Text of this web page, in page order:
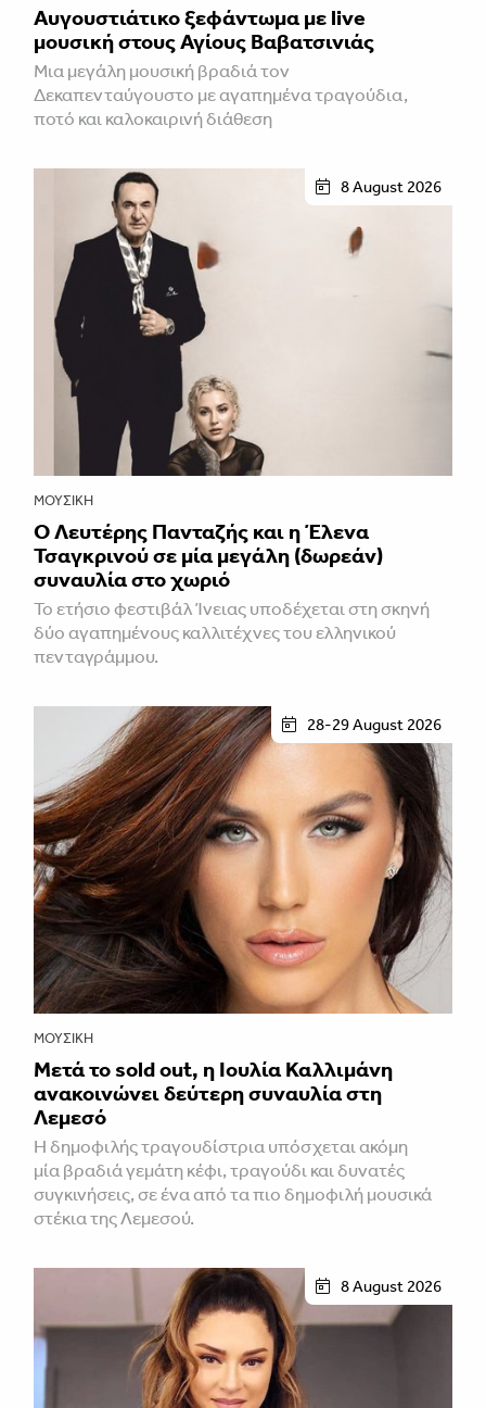
Αυγουστιάτικο ξεφάντωμα με live
μουσική στους Αγίους Βαβατσινιάς
Μια μεγάλη μουσική βραδιά τον
Δεκαπενταύγουστο με αγαπημένα τραγούδια,
ποτό και καλοκαιρινή διάθεση
8 August 2026
ΜΟΥΣΙΚΉ
Ο Λευτέρης Πανταζής και η Έλενα
Τσαγκρινού σε μία μεγάλη (δωρεάν)
συναυλία στο χωριό
Το ετήσιο φεστιβάλ Ίνειας υποδέχεται στη σκηνή
δύο αγαπημένους καλλιτέχνες του ελληνικού
πενταγράμμου.
28-29 August 2026
ΜΟΥΣΙΚΉ
Μετά το sold out, η Ιουλία Καλλιμάνη
ανακοινώνει δεύτερη συναυλία στη
Λεμεσό
H δημοφιλής τραγουδίστρια υπόσχεται ακόμη
μία βραδιά γεμάτη κέφι, τραγούδι και δυνατές
συγκινήσεις, σε ένα από τα πιο δημοφιλή μουσικά
στέκια της Λεμεσού.
8 August 2026